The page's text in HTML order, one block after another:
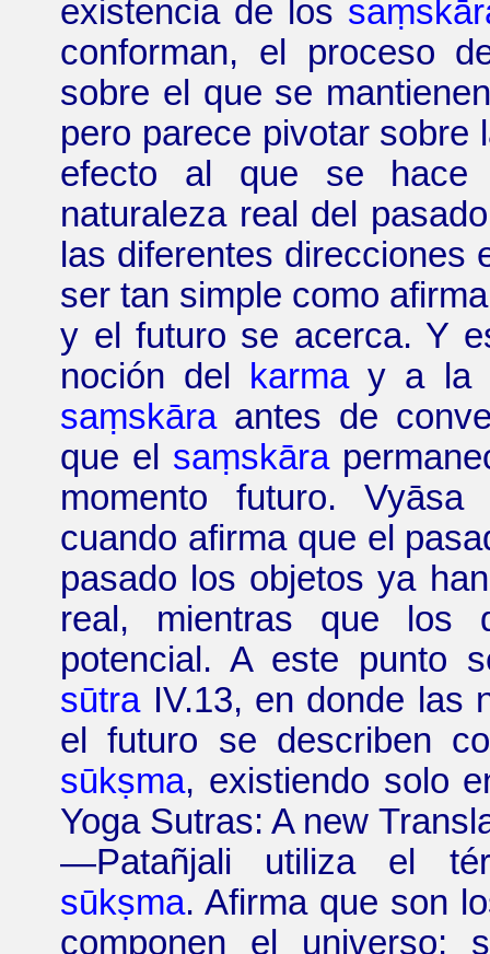
existencia de los
conforman, el proceso
sobre el que se
pero parece pivotar sobre
efecto al que se
naturaleza real del
las diferentes direcciones
ser tan simple como
y el futuro se acerca. Y
noción del
karmay a la
saṃskāraantes de
que el saṃskāra
momento futuro.
cuando afirma que el
pasado los objetos ya
real, mientras que los
potencial. A este punto
sūtraIV.13, en donde las
el futuro se describen
sūkṣma, existiendo solo
Yoga Sutras: A new
—Patañjali utiliza el
sūkṣma. Afirma que son
componen el universo;